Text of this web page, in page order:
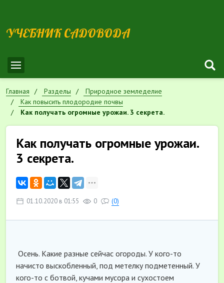
УЧЕБНИК САДОВОДА
Главная Разделы
Природное земледелие
Как повысить плодородие почвы
Как получать огромные урожаи. 3 секрета.
Как получать огромные урожаи.
3 секрета.
01.10.2020 в 01:55 0 (0)
Осень. Какие разные сейчас огороды. У кого-то
начисто выскобленный, под метелку подметенный. У
кого-то с ботвой, кучами мусора и сухостоем